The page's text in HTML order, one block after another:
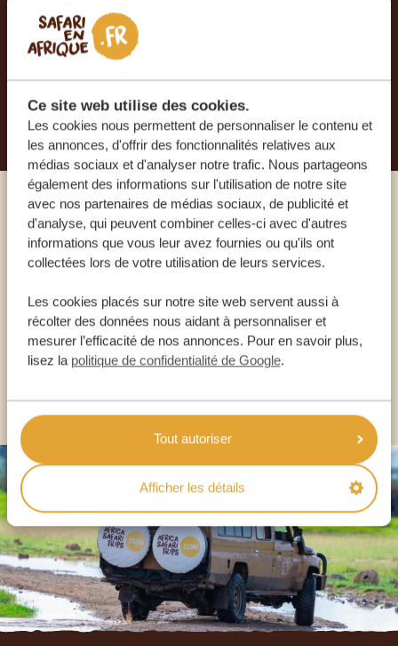
Ce site web utilise des cookies.
Les cookies nous permettent de personnaliser le contenu et
les annonces, d'offrir des fonctionnalités relatives aux
médias sociaux et d'analyser notre trafic. Nous partageons
également des informations sur l'utilisation de notre site
avec nos partenaires de médias sociaux, de publicité et
d'analyse, qui peuvent combiner celles-ci avec d'autres
informations que vous leur avez fournies ou qu'ils ont
collectées lors de votre utilisation de leurs services.
Les cookies placés sur notre site web servent aussi à
récolter des données nous aidant à personnaliser et
mesurer l’efficacité de nos annonces. Pour en savoir plus,
lisez la politique de confidentialité de Google.
Tout autoriser
Afficher les détails
RECEVEZ UN DEVIS GRATUIT, SANS
PLANIFIEZ VOTRE AVENTURE
Appelez un expert
NOS SPÉCIALISTES SONT LÀ POUR VOUS
FR: +33 2 57 88 00 88
Footer